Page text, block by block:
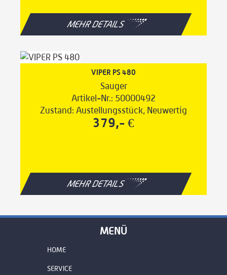
MEHR DETAILS
VIPER PS 480
Sauger
Artikel-Nr.: 50000492
Zustand: Austellungsstück, Neuwertig
379,- €
MEHR DETAILS
MENÜ
HOME
SERVICE